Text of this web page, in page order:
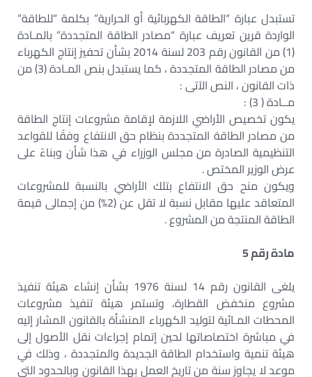
تستبدل عبارة “الطاقة الكهربائية أو الحرارية” بكلمة “للطاقة”
الواردة قرين تعريف عبارة “مصادر الطاقة المتجددة” بالمـادة
(1) من القانون رقم 203 لسنة 2014 بشأن تحفيز إنتاج الكهرباء
من مصادر الطاقة المتجددة ، كما يستبدل بنص المـادة (3) من
ذات القانون ، النص الآتى :
مــادة ( 3) :
يكون تخصيص الأراضي اللازمة لإقامة مشروعات إنتاج الطاقة
من مصادر الطاقة المتجددة بنظام حق الانتفاع وفقًا للقواعد
التنظيمية الصادرة من مجلس الوزراء في هذا شأن وبناءً على
عرض الوزير المختص .
ويكون منح حق الانتفاع بتلك الأراضي بالنسبة للمشروعات
المتعاقد عليها مقابل نسبة لا تقل عن (2%) من إجمالى قيمة
الطاقة المنتجة من المشروع .
مادة رقم 5
يلغى القانون رقم 14 لسنة 1976 بشأن إنشاء هيئة تنفيذ
مشروع منخفض القطارة، وتستمر هيئة تنفيذ مشروعات
المحطات المـائية لتوليد الكهرباء المنشأة بالقانون المشار إليه
في مباشرة اختصاصاتها لحين إتمام إجراءات نقل الأصول إلى
هيئة تنمية واستخدام الطاقة الجديدة والمتجددة ، وذلك في
موعد لا يجاوز سنة من تاريخ العمل بهذا القانون وبالحدود التي